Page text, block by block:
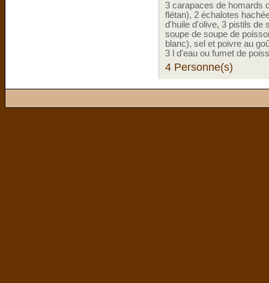
3 carapaces de homards
flétan), 2 échalotes
d'huile d'olive, 3 pistils de
soupe de soupe de
blanc), sel et poivre au
3 l d'eau ou fumet de
4 Personne(s)